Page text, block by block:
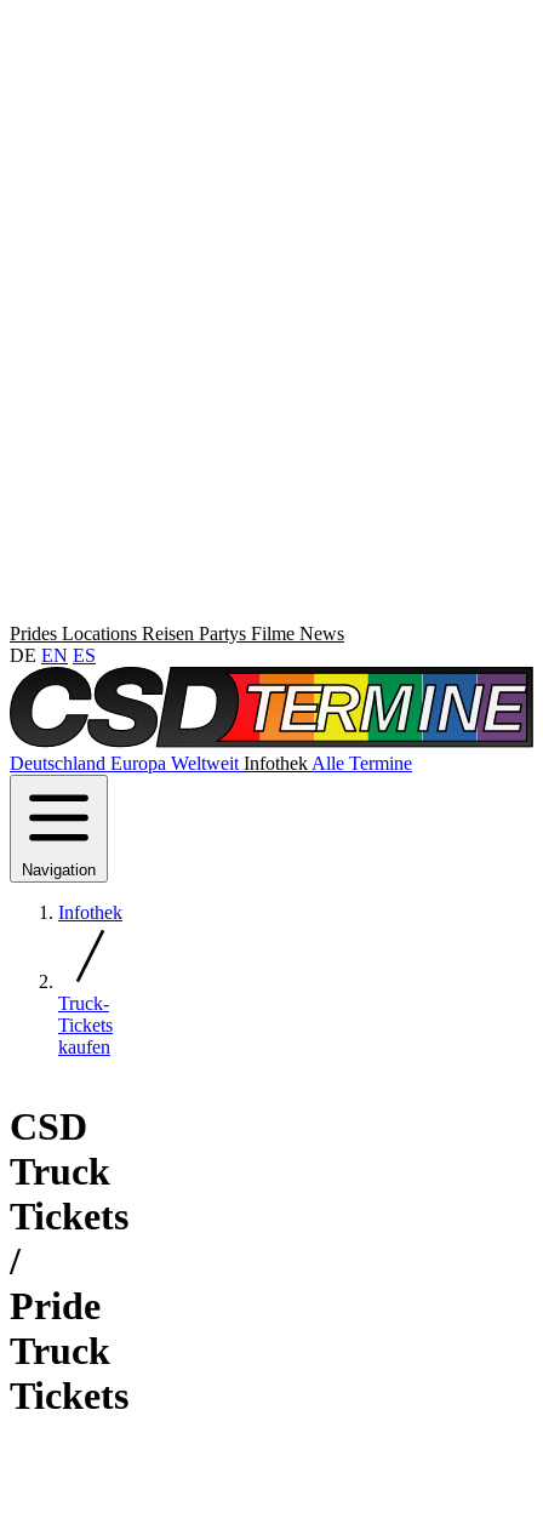
Prides Locations Reisen Partys Filme News
DE EN ES
Deutschland Europa Weltweit Infothek Alle Termine
Navigation
Infothek
Truck-
Tickets
kaufen
CSD
Truck
Tickets
/
Pride
Truck
Tickets